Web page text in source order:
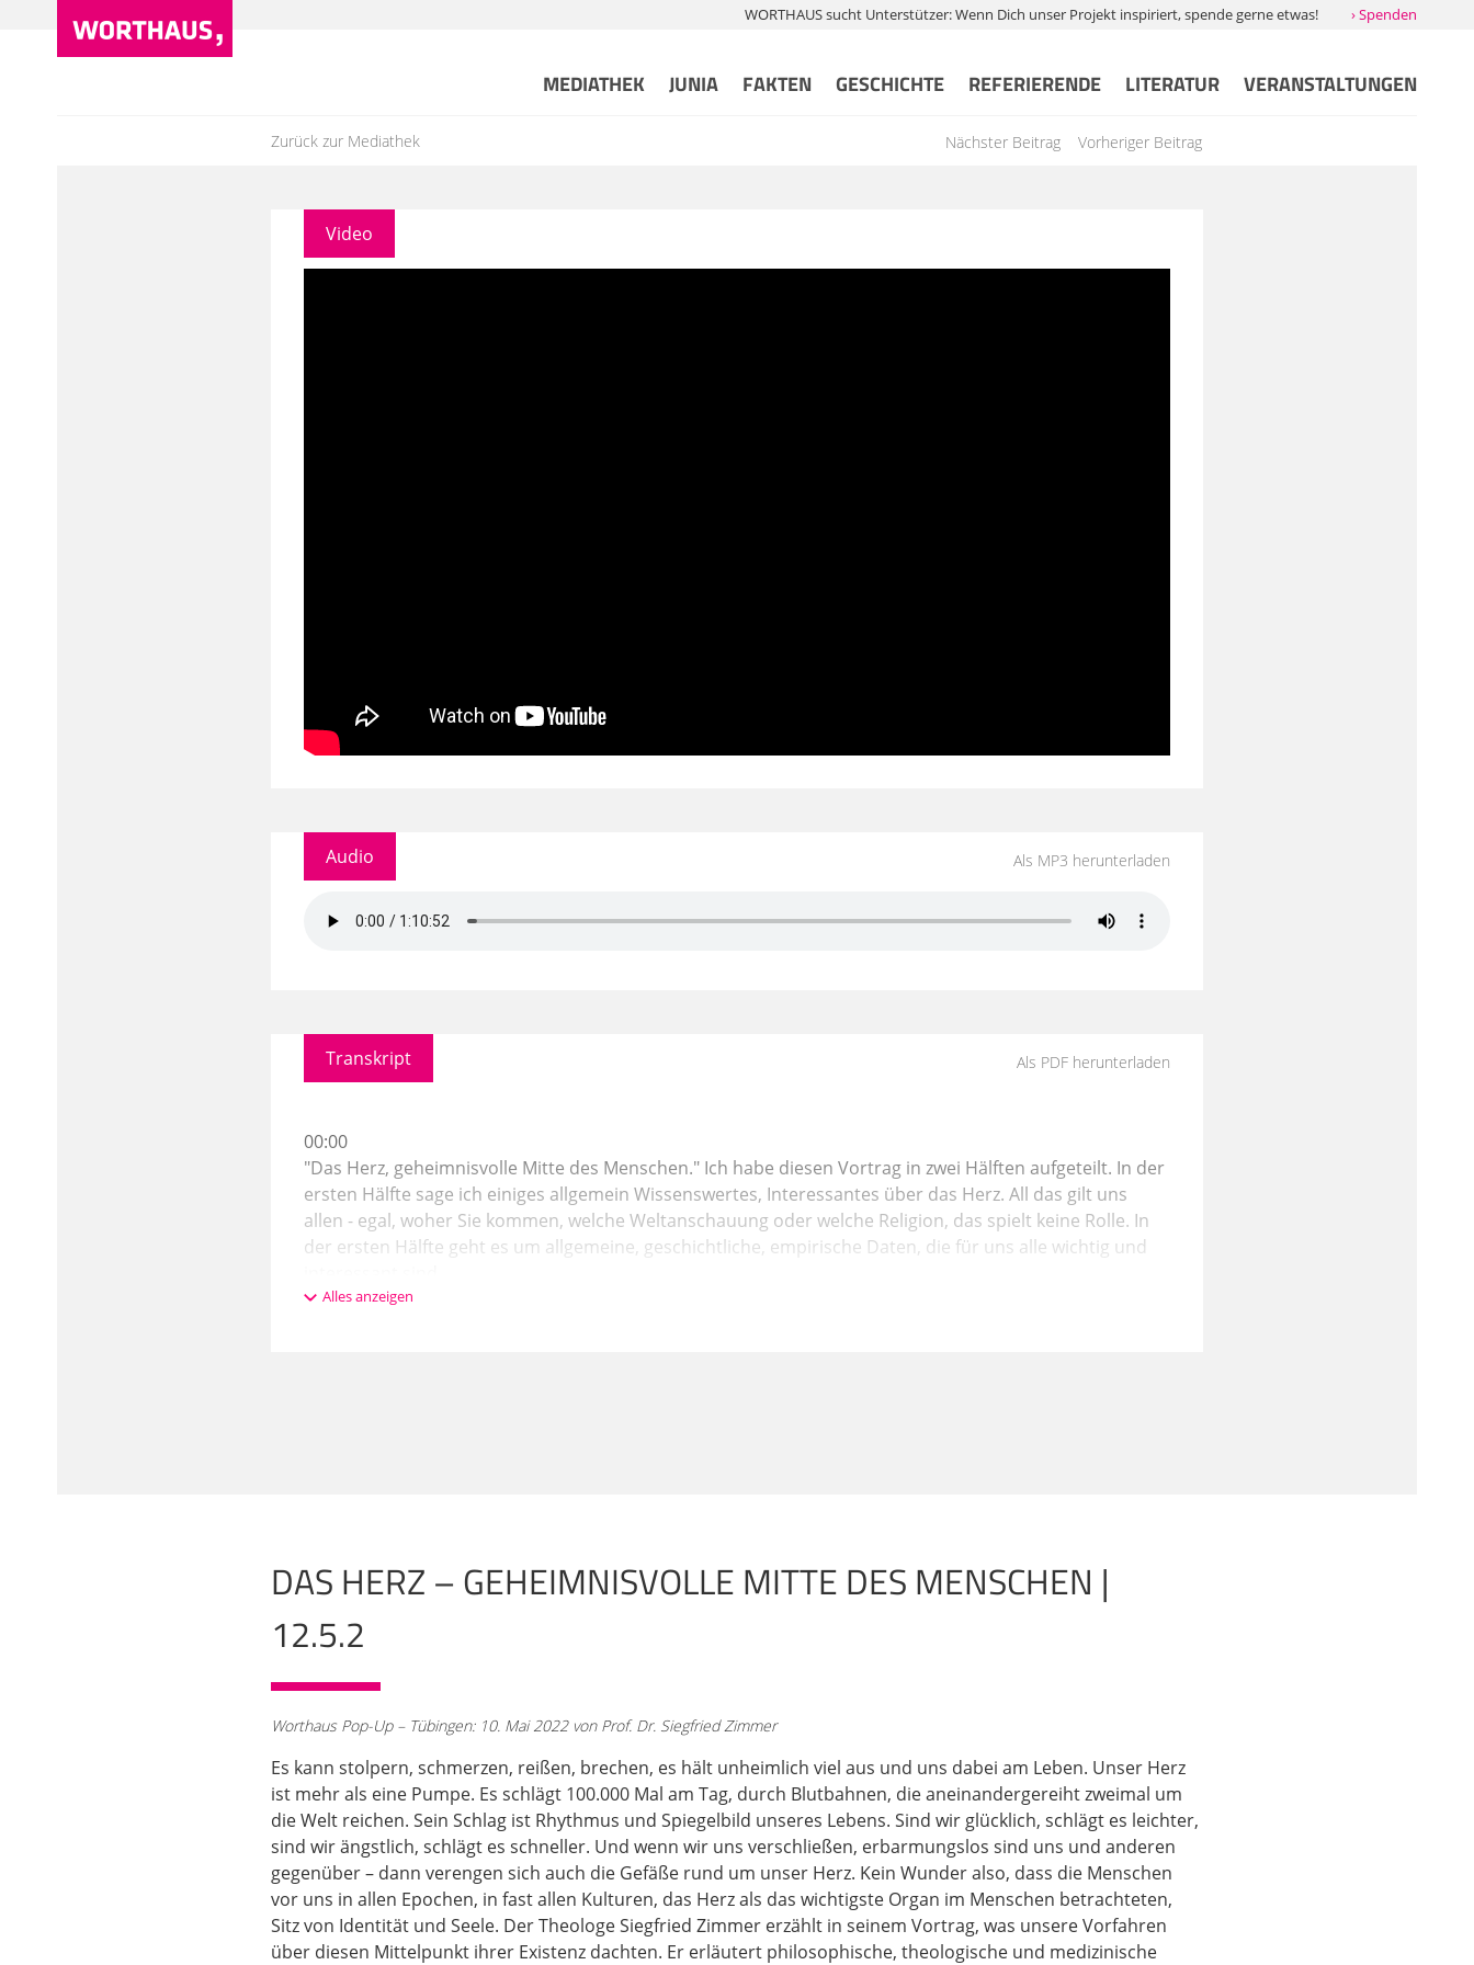
WORTHAUS sucht Unterstützer: Wenn Dich unser Projekt inspiriert, spende gerne etwas! › Spenden
MEDIATHEK JUNIA FAKTEN GESCHICHTE REFERIERENDE LITERATUR VERANSTALTUNGEN
Zurück zur Mediathek Vorheriger Beitrag
Nächster Beitrag
Video
Audio Als MP3 herunterladen
Transkript Als PDF herunterladen
00:00
"Das Herz, geheimnisvolle Mitte des Menschen." Ich habe diesen Vortrag in zwei Hälften aufgeteilt. In der
ersten Hälfte sage ich einiges allgemein Wissenswertes, Interessantes über das Herz. All das gilt uns
allen - egal, woher Sie kommen, welche Weltanschauung oder welche Religion, das spielt keine Rolle. In
der ersten Hälfte geht es um allgemeine, geschichtliche, empirische Daten, die für uns alle wichtig und
02:10
Die Menschen haben von jeher gespürt, dass das Herz des Menschen etwas Besonderes ist. Die älteste
Dichtung, die es überhaupt gibt, ist ein sumerisches Epos aus dem dritten Jahrtausend, es ist das Epos
von Ischtar und Ereshkigal. In dieser Liebesgeschichte - die beiden sind ein Liebespaar - dreht es sich
unter anderem auch sofort sehr stark um die Regungen des Herzens. Und der älteste medizinische Text,
Da wird schon betont, dass der Arzt insbesondere eine Kenntnis über das menschliche Herz haben
muss. Bleiben wir noch ein Weilchen bei Ägypten, denn Ägypten ist die große Kulturmacht, die enormen
Einfluss genommen hat auf das Mittelmeergebiet und das Abendland. In Ägypten heißt es, dass der
Mensch nicht in das Jenseits gelangen kann, ohne dass sein Herz auf eine Waage gelegt wird. Das ist die
sogenannte Herzwaage. Wenn ein Mensch stirbt, dann wird sein Herz gewogen, ob es angefüllt ist mit
ausreichend vielen guten Taten. Und erst wenn das festgestellt wird, empfangen die Götter der toten
Welt diesen Gestorbenen.
Alles anzeigen
DAS HERZ – GEHEIMNISVOLLE MITTE DES MENSCHEN |
12.5.2
Worthaus Pop-Up – Tübingen: 10. Mai 2022 von Prof. Dr. Siegfried Zimmer
Es kann stolpern, schmerzen, reißen, brechen, es hält unheimlich viel aus und uns dabei am Leben. Unser Herz
ist mehr als eine Pumpe. Es schlägt 100.000 Mal am Tag, durch Blutbahnen, die aneinandergereiht zweimal um
die Welt reichen. Sein Schlag ist Rhythmus und Spiegelbild unseres Lebens. Sind wir glücklich, schlägt es leichter,
sind wir ängstlich, schlägt es schneller. Und wenn wir uns verschließen, erbarmungslos sind uns und anderen
gegenüber – dann verengen sich auch die Gefäße rund um unser Herz. Kein Wunder also, dass die Menschen
vor uns in allen Epochen, in fast allen Kulturen, das Herz als das wichtigste Organ im Menschen betrachteten,
Sitz von Identität und Seele. Der Theologe Siegfried Zimmer erzählt in seinem Vortrag, was unsere Vorfahren
über diesen Mittelpunkt ihrer Existenz dachten. Er erläutert philosophische, theologische und medizinische